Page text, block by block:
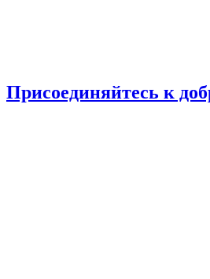
Присоединяйтесь к